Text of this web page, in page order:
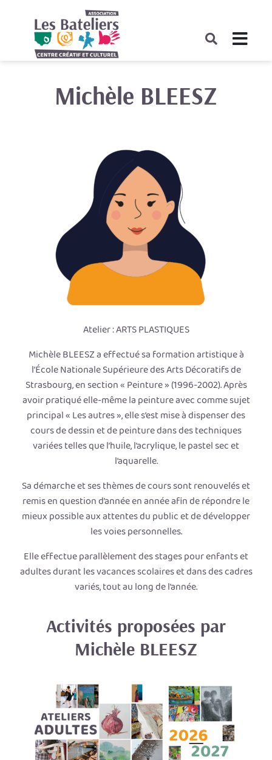
Michèle BLEESZ
Atelier : ARTS PLASTIQUES
Michèle BLEESZ a effectué sa formation artistique à
l’École Nationale Supérieure des Arts Décoratifs de
Strasbourg, en section « Peinture » (1996-2002). Après
avoir pratiqué elle-même la peinture avec comme sujet
principal « Les autres », elle s’est mise à dispenser des
cours de dessin et de peinture dans des techniques
variées telles que l’huile, l’acrylique, le pastel sec et
l’aquarelle.
Sa démarche et ses thèmes de cours sont renouvelés et
remis en question d’année en année afin de répondre le
mieux possible aux attentes du public et de développer
les voies personnelles.
Elle effectue parallèlement des stages pour enfants et
adultes durant les vacances scolaires et dans des cadres
variés, tout au long de l’année.
Activités proposées par
Michèle BLEESZ